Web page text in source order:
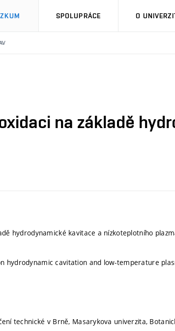
SPOLUPRÁCE O
na základě
hydrodynamické kavitace a nízkoteplotního
hydrodynamic cavitation and low-temperature
technické v Brně, Masarykova univerzita,